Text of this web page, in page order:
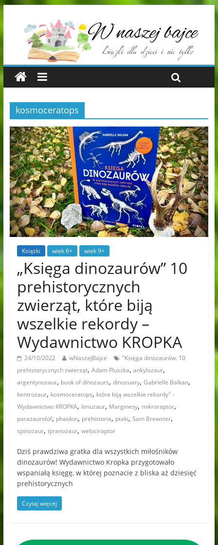
kosmoceratops
Książki wiek 6+ wiek 9+
„Księga dinozaurów” 10
prehistorycznych
zwierząt, które biją
wszelkie rekordy –
Wydawnictwo KROPKA
24/10/2022 wNaszejBajce
"Księga dinozaurów. 10
prehistorycznych zwierząt, Adam Pluszka, ankylozaur,
argentynozaur, book of dinozaurs, dinozuary, Gabrielle Balkan,
kentrozaur, kosmoceratops, które biją wszelkie rekordy" -
Wydawnictwo KROPKA, limuzaur, Marginesy, mikroraptor,
parazaurolof, phaidon, prehistoria, ptaki, Sam Brewster,
spinozaur, tyranozaur, welociraptor
Dziś prawdziwa gratka dla wszystkich miłośników
dinozaurów! Wydawnictwo Kropka przygotowało
wspaniałą księgę, w której poznacie z bliska aż dziesięć
prehistorycznych
Czytaj więcej